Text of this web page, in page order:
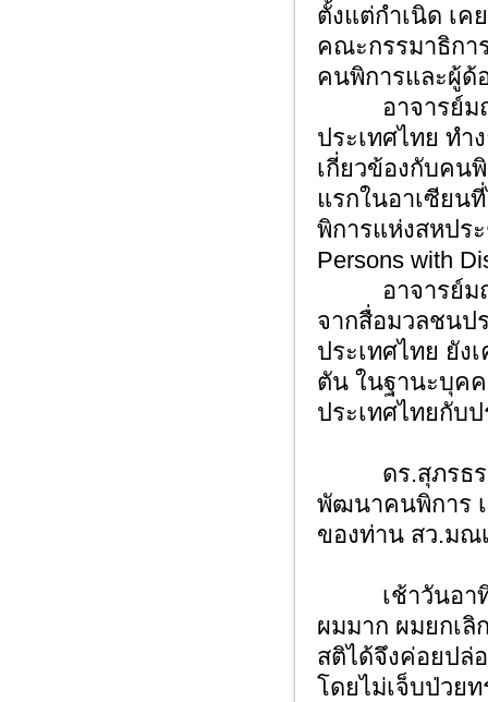
ตั้งแต่กำเนิด เ
คณะกรรมาธิกา
คนพิการและผู้ด้
อาจารย์มณเ
ประเทศไทย ทำ
เกี่ยวข้องกับคน
แรกในอาเซียน
พิการแห่งสหประ
Persons with
อาจารย์มณเ
จากสื่อมวลชนป
ประเทศไทย ยัง
ตัน ในฐานะบุค
ประเทศไทยกับ
ดร.สุภรธรรม
พัฒนาคนพิการ เ
ของท่าน สว.ม
เช้าวันอาทิต
ผมมาก ผมยกเลิ
สติได้จึงค่อยปล่
โดยไม่เจ็บป่วย